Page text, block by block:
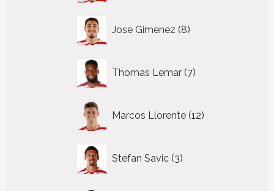
Jose Gimenez 8
producten
Thomas Lemar 7
producten
Marcos Llorente 12
producten
Stefan Savic 3
producten